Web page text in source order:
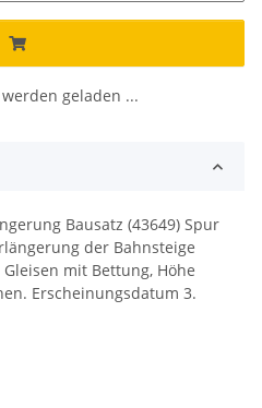
geladen ...
Bausatz (43649) Spur
der Bahnsteige
mit Bettung, Höhe
Erscheinungsdatum 3.